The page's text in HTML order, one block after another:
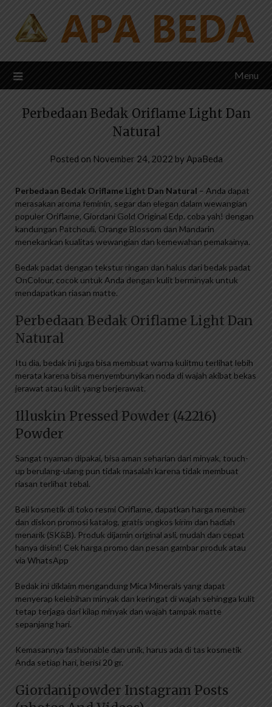
content
Menu
Perbedaan Bedak Oriflame Light Dan
Natural
Posted on November 24, 2022 byApaBeda
Perbedaan Bedak Oriflame Light Dan Natural – Anda dapat
merasakan aroma feminin, segar dan elegan dalam wewangian
populer Oriflame, Giordani Gold Original Edp. coba yah! dengan
kandungan Patchouli, Orange Blossom dan Mandarin
menekankan kualitas wewangian dan kemewahan pemakainya.
Bedak padat dengan tekstur ringan dan halus dari bedak padat
OnColour, cocok untuk Anda dengan kulit berminyak untuk
mendapatkan riasan matte.
Perbedaan Bedak Oriflame Light Dan
Natural
Itu dia, bedak ini juga bisa membuat warna kulitmu terlihat lebih
merata karena bisa menyembunyikan noda di wajah akibat bekas
jerawat atau kulit yang berjerawat.
Illuskin Pressed Powder (42216)
Powder
Sangat nyaman dipakai, bisa aman seharian dari minyak, touch-
up berulang-ulang pun tidak masalah karena tidak membuat
riasan terlihat tebal.
Beli kosmetik di toko resmi Oriflame, dapatkan harga member
dan diskon promosi katalog, gratis ongkos kirim dan hadiah
menarik (SK&B). Produk dijamin original asli, mudah dan cepat
hanya disini! Cek harga promo dan pesan gambar produk atau
via WhatsApp
Bedak ini diklaim mengandung Mica Minerals yang dapat
menyerap kelebihan minyak dan keringat di wajah sehingga kulit
tetap terjaga dari kilap minyak dan wajah tampak matte
sepanjang hari.
Kemasannya fashionable dan unik, harus ada di tas kosmetik
Anda setiap hari, berisi 20 gr.
Giordanipowder Instagram Posts